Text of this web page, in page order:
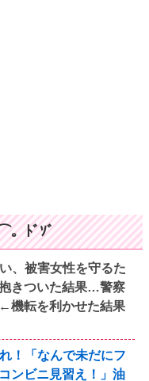
。ﾄﾞｿﾞ
、被害女性を守るた
きついた結果…警察
機転を利かせた結果
！「なんで未だにフ
ンビニ見習え！」油